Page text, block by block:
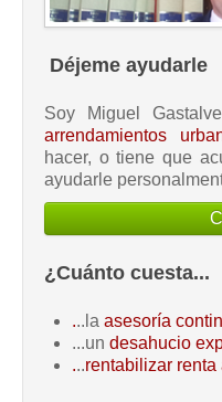
Déjeme ayudarle
Soy Miguel
arrendamientos
hacer, o tiene que
ayudarle
¿Cuánto cuesta...
...la asesoría
...un desahucio
...rentabilizar renta